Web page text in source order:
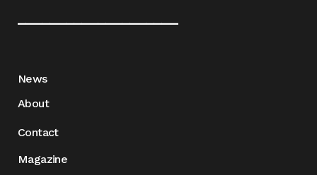
News
About
Contact
Magazine